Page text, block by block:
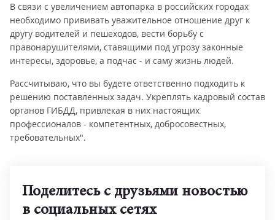
В связи с увеличением автопарка в российских городах
необходимо прививать уважительное отношение друг к
другу водителей и пешеходов, вести борьбу с
правонарушителями, ставящими под угрозу законные
интересы, здоровье, а подчас - и саму жизнь людей.
Рассчитываю, что вы будете ответственно подходить к
решению поставленных задач. Укреплять кадровый состав
органов ГИБДД, привлекая в них настоящих
профессионалов - компетентных, добросовестных,
требовательных".
Поделитесь с друзьями новостью
в социальных сетях